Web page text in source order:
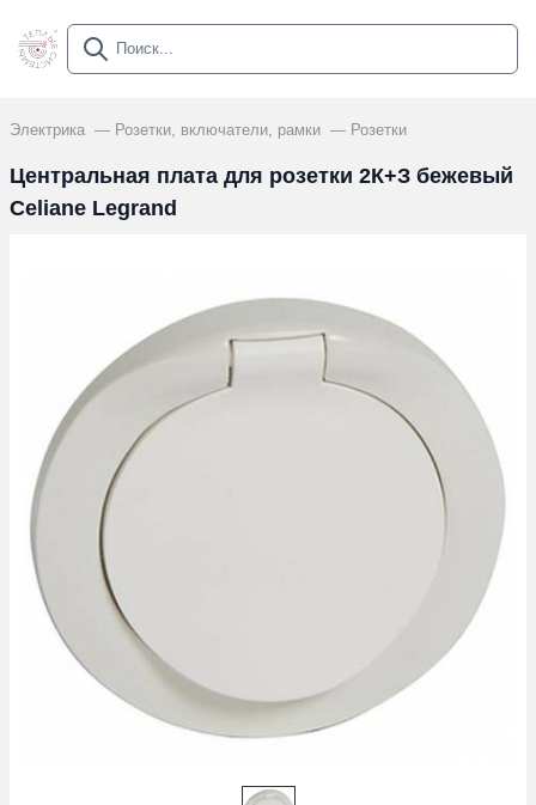
Электрика Розетки, включатели, рамки Розетки
Центральная плата для розетки 2К+З бежевый
Celiane Legrand